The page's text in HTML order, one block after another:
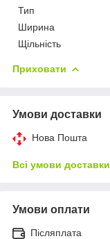
Тип
Ширина
Щільність
Приховати
Умови доставки
Нова Пошта
Всі умови доставки
Умови оплати
Післяплата